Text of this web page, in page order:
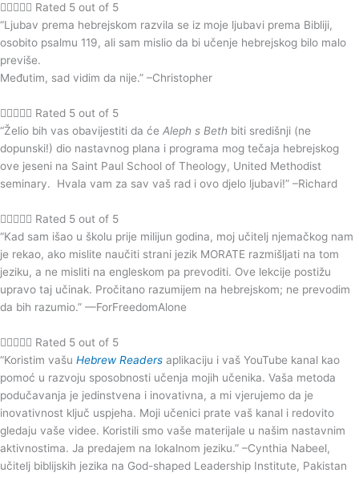
 Rated 5 out of 5
“Ljubav prema hebrejskom razvila se iz moje ljubavi prema Bibliji,
osobito psalmu 119, ali sam mislio da bi učenje hebrejskog bilo malo
previše.
Međutim, sad vidim da nije.” –Christopher
 Rated 5 out of 5
“Želio bih vas obavijestiti da će Aleph s Beth biti središnji (ne
dopunski!) dio nastavnog plana i programa mog tečaja hebrejskog
ove jeseni na Saint Paul School of Theology, United Methodist
seminary. Hvala vam za sav vaš rad i ovo djelo ljubavi!” –Richard
 Rated 5 out of 5
“Kad sam išao u školu prije milijun godina, moj učitelj njemačkog nam
je rekao, ako mislite naučiti strani jezik MORATE razmišljati na tom
jeziku, a ne misliti na engleskom pa prevoditi. Ove lekcije postižu
upravo taj učinak. Pročitano razumijem na hebrejskom; ne prevodim
da bih razumio.” —ForFreedomAlone
 Rated 5 out of 5
“Koristim vašu Hebrew Readers aplikaciju i vaš YouTube kanal kao
pomoć u razvoju sposobnosti učenja mojih učenika. Vaša metoda
podučavanja je jedinstvena i inovativna, a mi vjerujemo da je
inovativnost ključ uspjeha. Moji učenici prate vaš kanal i redovito
gledaju vaše videe. Koristili smo vaše materijale u našim nastavnim
aktivnostima. Ja predajem na lokalnom jeziku.” –Cynthia Nabeel,
učitelj biblijskih jezika na God-shaped Leadership Institute, Pakistan